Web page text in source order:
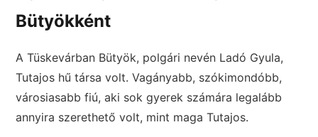
Bütyökként
A Tüskevárban Bütyök, polgári nevén Ladó Gyula,
Tutajos hű társa volt. Vagányabb, szókimondóbb,
városiasabb fiú, aki sok gyerek számára legalább
annyira szerethető volt, mint maga Tutajos.